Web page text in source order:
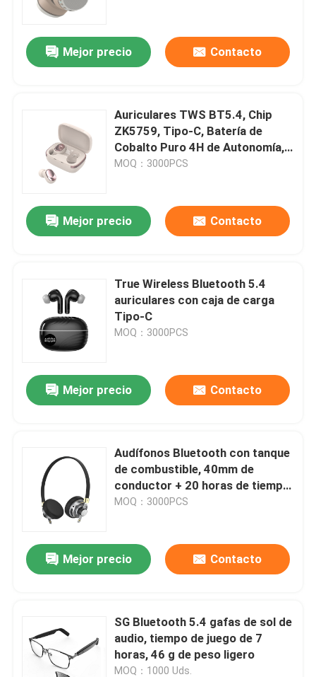
Recorrido por la fábrica
Contacta con nosotros
Noticias
Casos de trabajo
Teclado y ratón atados con alambre de ordenador
Auriculares atadas con alambre del ordenador
Presidente atado con alambre del ordenador
Caja del ordenador
Hablantes Bluetooth
Presidente inalámbrico multifuncional
teclado inalámbrico y ratón
Mejor precio Contacto
Auriculares TWS BT5.4, Chip
ZK5759, Tipo-C, Batería de
Cobalto Puro 4H de Autonomía,
Control por Botón
MOQ：3000PCS
Mejor precio Contacto
True Wireless Bluetooth 5.4
auriculares con caja de carga
Tipo-C
MOQ：3000PCS
Mejor precio Contacto
Audífonos Bluetooth con tanque
de combustible, 40mm de
conductor + 20 horas de tiempo
de reproducción, chip AC7006
MOQ：3000PCS
Mejor precio Contacto
SG Bluetooth 5.4 gafas de sol de
audio, tiempo de juego de 7
horas, 46 g de peso ligero
MOQ：1000 Uds.